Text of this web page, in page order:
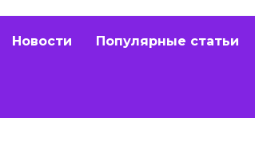
Новости Популярные статьи